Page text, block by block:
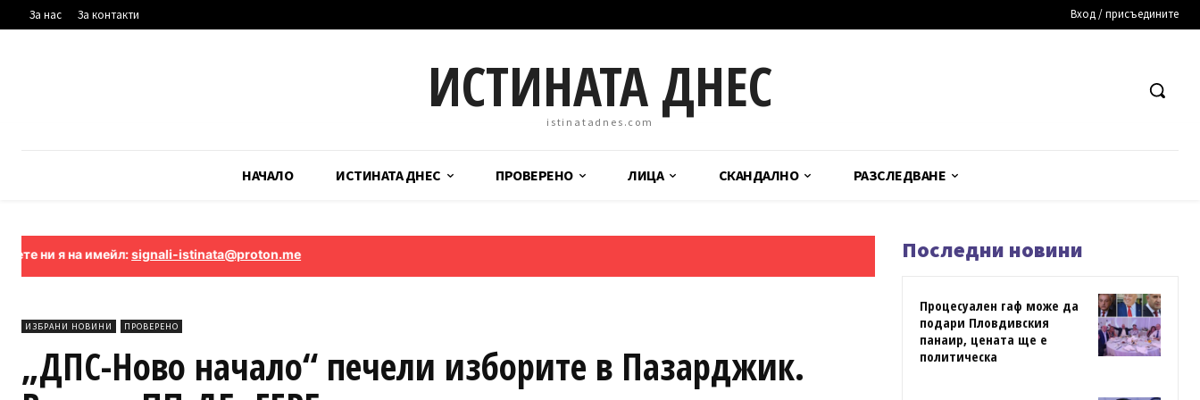
За нас За контакти Вход / присъедините
ИСТИНАТА ДНЕС
istinatadnes.com
НАЧАЛО ИСТИНАТА ДНЕС ПРОВЕРЕНО ЛИЦА СКАНДАЛНО РАЗСЛЕДВАНЕ
имейл:signali-istinata@proton.me
ИЗБРАНИ НОВИНИ ПРОВЕРЕНО
„ДПС-Ново начало“ печели изборите в Пазарджик.
Последни новини
Процесуален гаф може да
подари Пловдивския
панаир, цената ще е
политическа